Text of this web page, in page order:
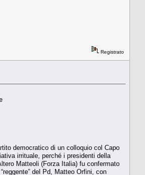
Registrato
democratico di un colloquio col Capo
irrituale, perché i presidenti della
Matteoli (Forza Italia) fu confermato
del Pd, Matteo Orfini, con